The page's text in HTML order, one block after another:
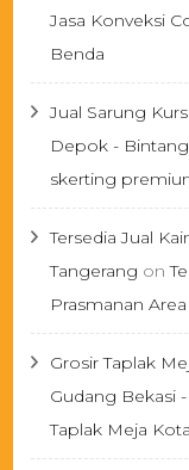
Jasa Konveksi
Benda
Jual Sarung
Depok - Bintang
skerting
Tersedia Jual
Tangerang on
Prasmanan
Grosir Taplak
Gudang Bekasi
Taplak Meja